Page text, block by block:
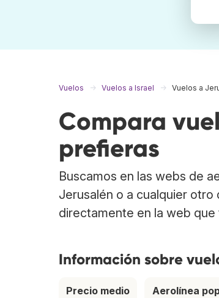
Vuelos Vuelos a Israel Vuelos a
Compara
prefieras
Buscamos en las webs de
Jerusalén o a cualquier
directamente en la web
Información sobre
Precio medio
Aerolínea